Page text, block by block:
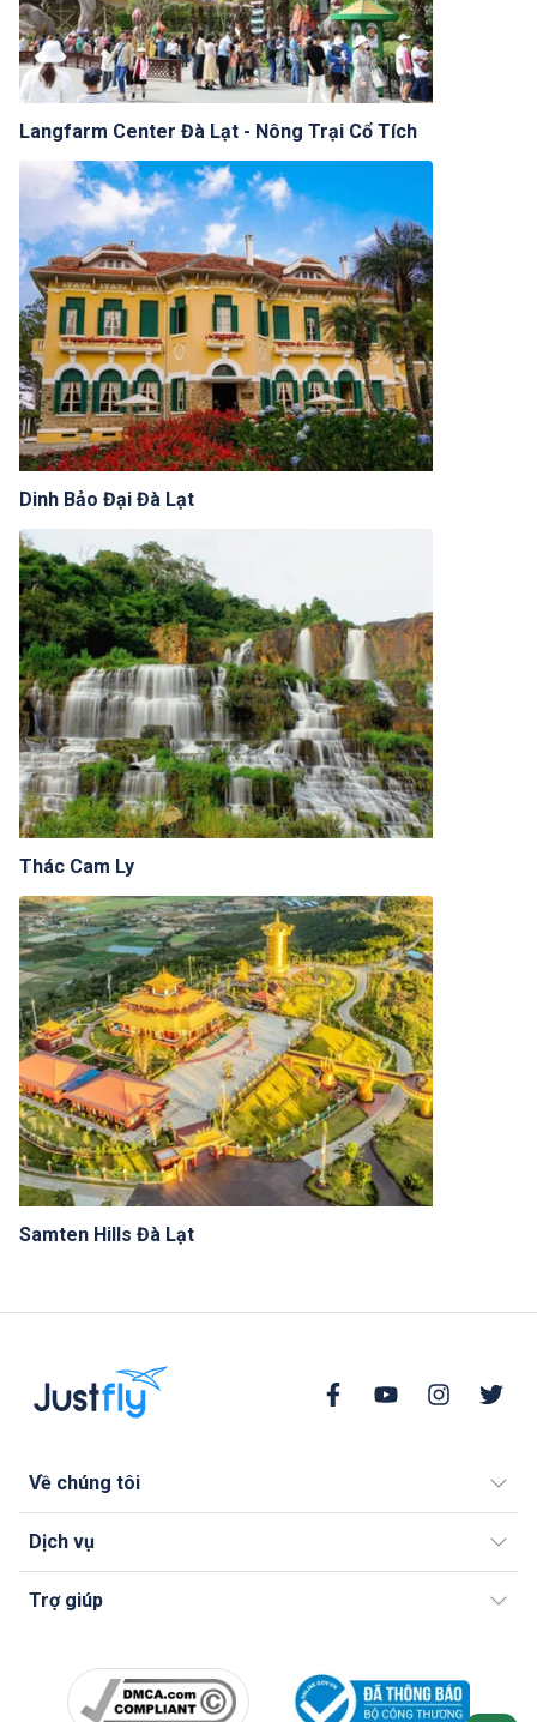
Langfarm Center Đà Lạt - Nông Trại Cổ Tích
Dinh Bảo Đại Đà Lạt
Thác Cam Ly
Samten Hills Đà Lạt
Về chúng tôi
Dịch vụ
Trợ giúp